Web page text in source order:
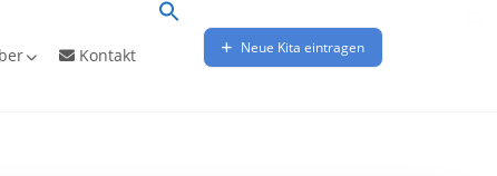
Kontakt Neue Kita eintragen